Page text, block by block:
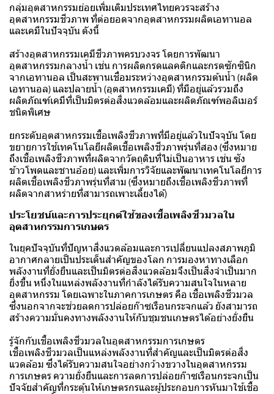
กลุ่มอุตสาหกรรมย่อยเพิ่มเติมประเทศไทยควรจะสร้าง
อุตสาหกรรมชีวภาพ ที่ต่อยอดจากอุตสาหกรรมผลิตเอทานอล
และเคมีในปัจจุบัน ดังนี้
สร้างอุตสาหกรรมเคมีชีวภาพครบวงจร โดยการพัฒนา
อุตสาหกรรมกลางน้ำ เช่น การผลิตกรดแลคติกและกรดซักซินิก
จากเอทานอล เป็นสะพานเชื่อมระหว่างอุตสาหกรรมต้นน้ำ (ผลิต
เอทานอล) และปลายน้ำ (อุตสาหกรรมเคมี) ที่มีอยู่แล้วรวมถึง
ผลิตภัณฑ์เคมีที่เป็นมิตรต่อสิ่งแวดล้อมและผลิตภัณฑ์พอลิเมอร์
ชนิดพิเศษ
ยกระดับอุตสาหกรรมเชื้อเพลิงชีวภาพที่มีอยู่แล้วในปัจจุบัน โดย
ขยายการใช้เทคโนโลยีผลิตเชื้อเพลิงชีวภาพรุ่นที่สอง (ซึ่งหมาย
ถึงเชื้อเพลิงชีวภาพที่ผลิตจากวัตถุดิบที่ไม่เป็นอาหาร เช่น ซัง
ข้าวโพดและชานอ้อย) และเพิ่มการวิจัยและพัฒนาเทคโนโลยีการ
ผลิตเชื้อเพลิงชีวภาพรุ่นที่สาม (ซึ่งหมายถึงเชื้อเพลิงชีวภาพที่
ผลิตจากสาหร่ายที่สามารถเพาะเลี้ยงได้)
ประโยชน์และการประยุกต์ใช้ของเชื้อเพลิงชีวมวลใน
อุตสาหกรรมการเกษตร
ในยุคปัจจุบันที่ปัญหาสิ่งแวดล้อมและการเปลี่ยนแปลงสภาพภูมิ
อากาศกลายเป็นประเด็นสำคัญของโลก การมองหาทางเลือก
พลังงานที่ยั่งยืนและเป็นมิตรต่อสิ่งแวดล้อมจึงเป็นสิ่งจำเป็นมาก
ยิ่งขึ้น หนึ่งในแหล่งพลังงานที่กำลังได้รับความสนใจในหลาย
อุตสาหกรรม โดยเฉพาะในภาคการเกษตร คือ เชื้อเพลิงชีวมวล
ซึ่งนอกจากจะช่วยลดการปล่อยก๊าซเรือนกระจกแล้ว ยังสามารถ
สร้างความมั่นคงทางพลังงานให้กับชุมชนเกษตรได้อย่างยั่งยืน
รู้จักกับเชื้อเพลิงชีวมวลในอุตสาหกรรมการเกษตร
เชื้อเพลิงชีวมวลเป็นแหล่งพลังงานที่สำคัญและเป็นมิตรต่อสิ่ง
แวดล้อม ซึ่งได้รับความสนใจอย่างกว้างขวางในอุตสาหกรรม
การเกษตร ความยั่งยืนและการลดการปล่อยก๊าซเรือนกระจกเป็น
ปัจจัยสำคัญที่กระตุ้นให้เกษตรกรและผู้ประกอบการหันมาใช้เชื้อ